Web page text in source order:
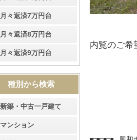
内覧のご希
月々返済7万円台
月々返済8万円台
月々返済9万円台
種別から検索
新築・中古一戸建て
マンション